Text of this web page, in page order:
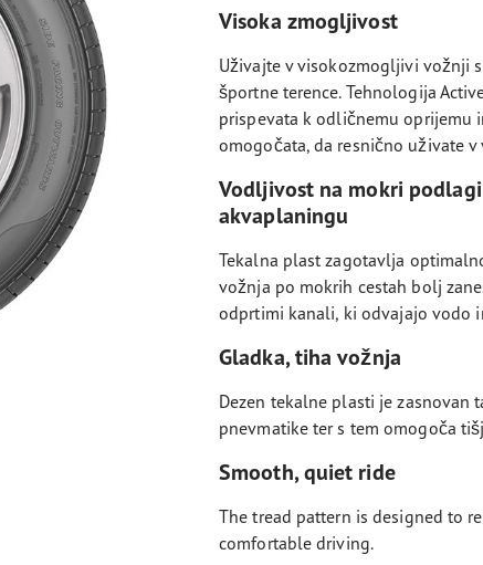
Visoka zmogljivost
Uživajte v visokozmogljivi vožnji
športne terence. Tehnologija
prispevata k odličnemu oprijemu
omogočata, da resnično uživate v
Vodljivost na mokri
akvaplaningu
Tekalna plast zagotavlja
vožnja po mokrih cestah bolj
odprtimi kanali, ki odvajajo vodo
Gladka, tiha vožnja
Dezen tekalne plasti je zasnovan
pnevmatike ter s tem omogoča
Smooth, quiet ride
The tread pattern is designed to
comfortable driving.